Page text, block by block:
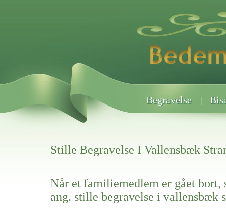
Begravelse
Stille Begravelse I Vallensbæk
Når et familiemedlem er gået bort,
ang. stille begravelse i vallensbæk